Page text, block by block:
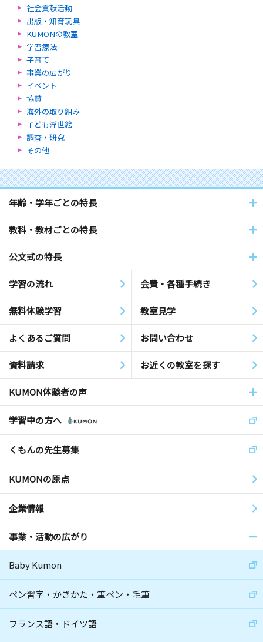
社会貢献活動
出版・知育玩具
KUMONの教室
学習療法
子育て
事業の広がり
イベント
協賛
海外の取り組み
子ども浮世絵
調査・研究
その他
年齢・学年ごとの特長
教科・教材ごとの特長
公文式の特長
学習の流れ 会費・各種手続き
無料体験学習 教室見学
よくあるご質問 お問い合わせ
資料請求 お近くの教室を探す
KUMON体験者の声
学習中の方へ
くもんの先生募集
KUMONの原点
企業情報
事業・活動の広がり
Baby Kumon
ペン習字・かきかた・筆ペン・毛筆
フランス語・ドイツ語